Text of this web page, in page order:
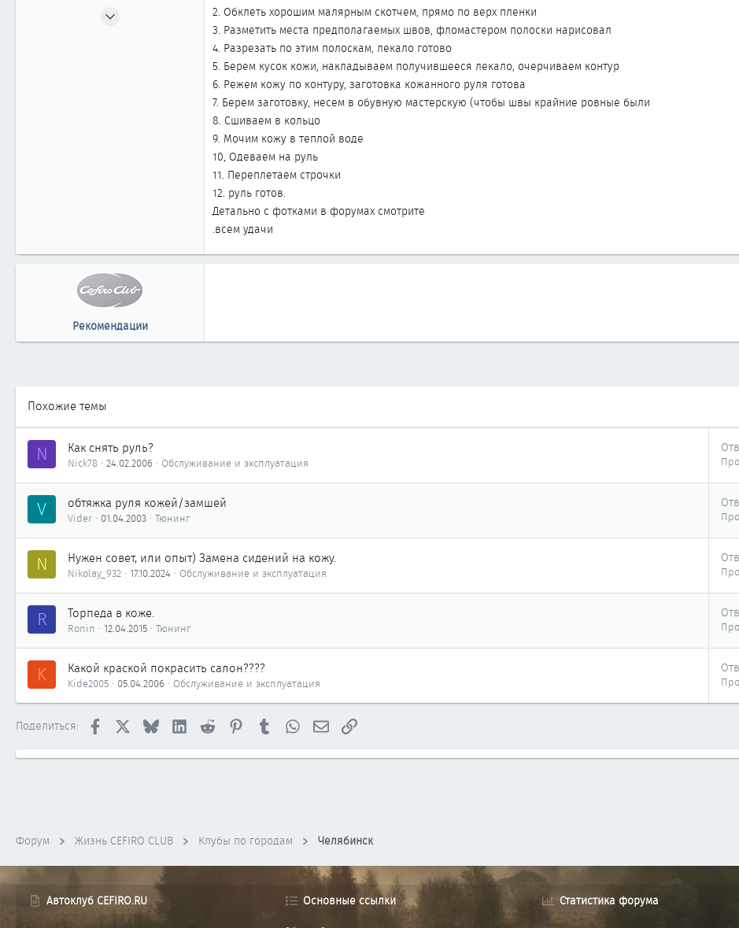
2. Обклеть хорошим малярным скотчем, прямо по верх пленки
3. Разметить места предполагаемых швов, фломастером полоски нарисовал
4. Разрезать по этим полоскам, лекало готово
5. Берем кусок кожи, накладываем получившееся лекало, очерчиваем контур
6. Режем кожу по контуру, заготовка кожанного руля готова
7. Берем заготовку, несем в обувную мастерскую (чтобы швы крайние ровные были
8. Сшиваем в кольцо
9. Мочим кожу в теплой воде
10, Одеваем на руль
11. Переплетаем строчки
12. руль готов.
Детально с фотками в форумах смотрите
.всем удачи
Рекомендации
Похожие темы
N Как снять руль?
Nick78 24.02.2006 Обслуживание и эксплуатация
V обтяжка руля кожей/замшей
Vider 01.04.2003 Тюнинг
N Нужен совет, или опыт) Замена сидений на кожу.
Nikolay_932 17.10.2024 Обслуживание и эксплуатация
R Торпеда в коже.
Ronin 12.04.2015 Тюнинг
K Какой краской покрасить салон????
Kide2005 05.04.2006 Обслуживание и эксплуатация
Поделиться: Facebook Bluesky LinkedInReddit PinterestTumblrWhatsAppЭлектронная почта
Ссылка
Форум Жизнь CEFIRO CLUB Клубы по городам Челябинск
Автоклуб CEFIRO.RU Основные ссылки Статистика форума